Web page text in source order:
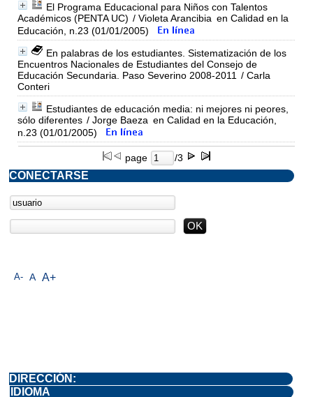
El Programa Educacional para Niños con Talentos
Académicos (PENTA UC) / Violeta Arancibia en Calidad en la
Educación, n.23 (01/01/2005)
En palabras de los estudiantes. Sistematización de los
Encuentros Nacionales de Estudiantes del Consejo de
Educación Secundaria. Paso Severino 2008-2011 / Carla
Conteri
Estudiantes de educación media: ni mejores ni peores,
sólo diferentes / Jorge Baeza en Calidad en la Educación,
n.23 (01/01/2005)
page /3
A- A A+
CONECTARSE
DIRECCIÓN:
IDIOMA